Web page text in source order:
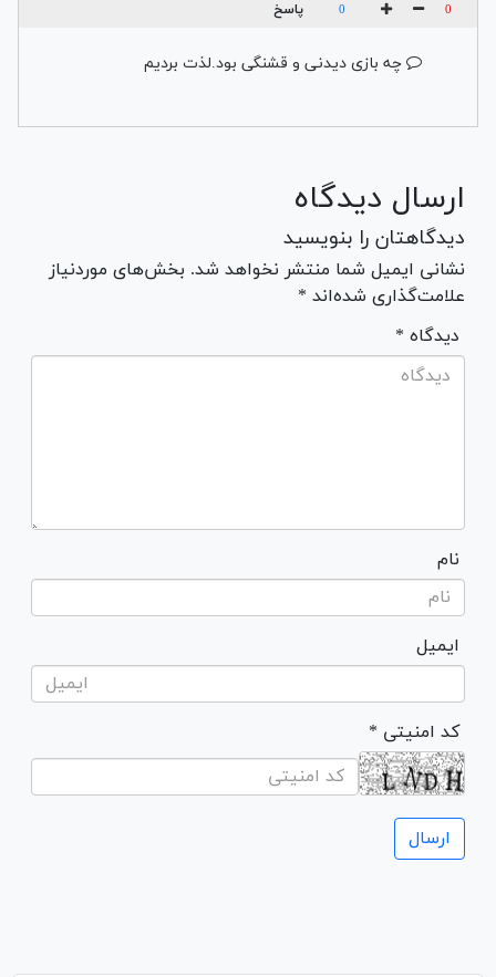
0
0 پاسخ
چه بازی دیدنی و قشنگی بود.لذت بردیم
ارسال دیدگاه
دیدگاهتان را بنویسید
نشانی ایمیل شما منتشر نخواهد شد. بخش‌های موردنیاز
علامت‌گذاری شده‌اند *
* دیدگاه
نام
ایمیل
* کد امنیتی